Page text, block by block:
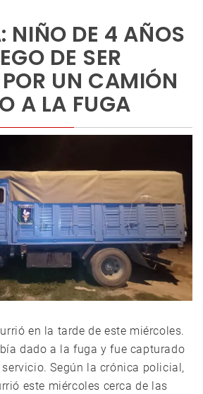
NIÑO DE 4 AÑOS
DE SER
UN CAMIÓN
A LA FUGA
en la tarde de este miércoles.
dado a la fuga y fue capturado
Según la crónica policial,
este miércoles cerca de las